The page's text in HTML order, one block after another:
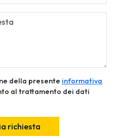
della presente informativa
al trattamento dei dati
richiesta